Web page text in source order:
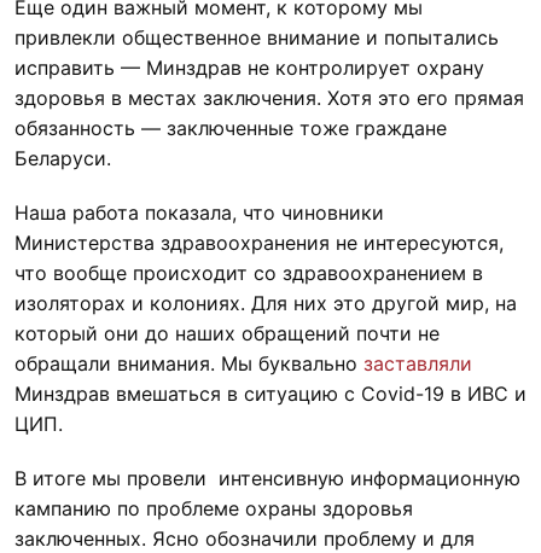
Еще один важный момент, к которому мы
привлекли общественное внимание и попытались
исправить — Минздрав не контролирует охрану
здоровья в местах заключения. Хотя это его прямая
обязанность — заключенные тоже граждане
Беларуси.
Наша работа показала, что чиновники
Министерства здравоохранения не интересуются,
что вообще происходит со здравоохранением в
изоляторах и колониях. Для них это другой мир, на
который они до наших обращений почти не
обращали внимания. Мы буквально заставляли
Минздрав вмешаться в ситуацию с Covid-19 в ИВС и
ЦИП.
В итоге мы провели интенсивную информационную
кампанию по проблеме охраны здоровья
заключенных. Ясно обозначили проблему и для